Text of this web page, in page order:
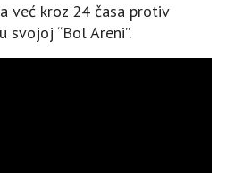
već kroz 24 časa protiv
svojoj “Bol Areni”.